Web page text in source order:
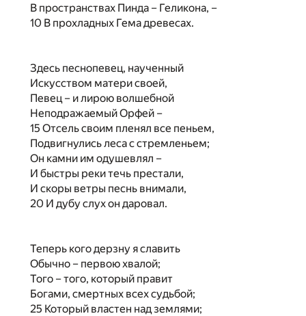
В пространствах Пинда – Геликона, –
10 В прохладных Гема древесах.
Здесь песнопевец, наученный
Искусством матери своей,
Певец – и лирою волшебной
Неподражаемый Орфей –
15 Отсель своим пленял все пеньем,
Подвигнулись леса с стремленьем;
Он камни им одушевлял –
И быстры реки течь престали,
И скоры ветры песнь внимали,
20 И дубу слух он даровал.
Теперь кого дерзну я славить
Обычно – первою хвалой;
Того – того, который правит
Богами, смертных всех судьбой;
25 Который властен над землями;